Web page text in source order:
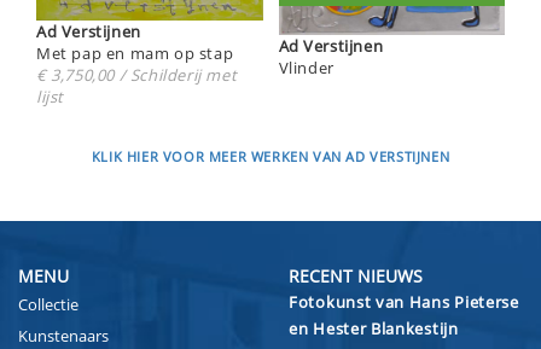
Ad Verstijnen
Met pap en mam op stap
€ 3,750,00 / Schilderij met
lijst
Ad Verstijnen
Vlinder
KLIK HIER VOOR MEER WERKEN VAN AD VERSTIJNEN
MENU
Collectie
Kunstenaars
RECENT NIEUWS
Fotokunst van Hans Pieterse
en Hester Blankestijn